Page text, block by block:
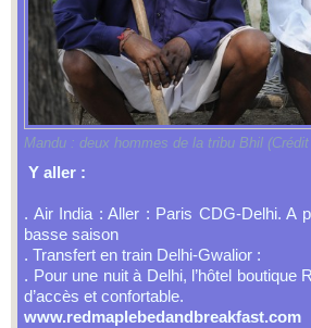
Mandu : deux hommes de la tribu Bhil
Y aller :
. Air India : Aller : Paris CDG-Delhi. A
basse saison
. Transfert en train Delhi-Gwalior :
. Pour une nuit à Delhi, l’hôtel boutique
d’accès et confortable.
www.redmaplebedandbreakfast.com